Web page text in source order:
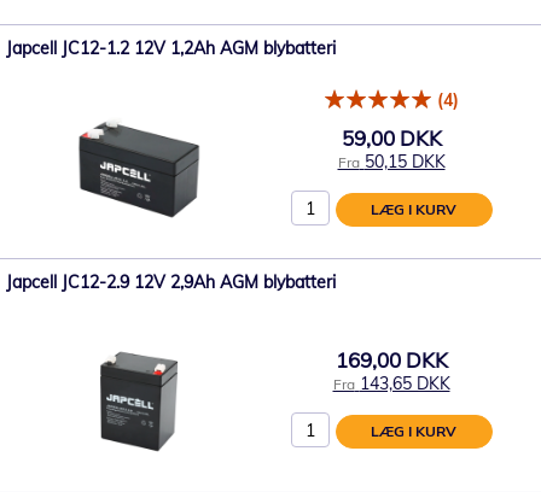
Japcell JC12-1.2 12V 1,2Ah AGM blybatteri
(4)
59,00 DKK
Fra 50,15 DKK
LÆG I KURV
Japcell JC12-2.9 12V 2,9Ah AGM blybatteri
169,00 DKK
Fra 143,65 DKK
LÆG I KURV